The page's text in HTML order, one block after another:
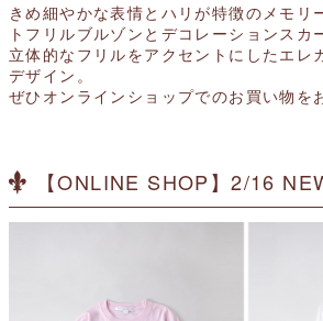
きめ細やかな表情とハリが特徴のメモリ
トフリルブルゾンとデコレーションスカ
立体的なフリルをアクセントにしたエレ
デザイン。
ぜひオンラインショップでのお買い物を
【ONLINE SHOP】2/16